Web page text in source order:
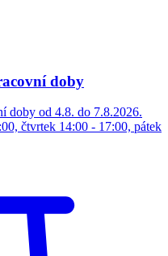
doby
doby od 4.8. do 7.8.2026.
čtvrtek 14:00 - 17:00, pátek